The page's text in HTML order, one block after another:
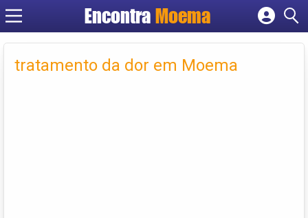
Encontra Moema
Criar conta
tratamento da dor em Moema